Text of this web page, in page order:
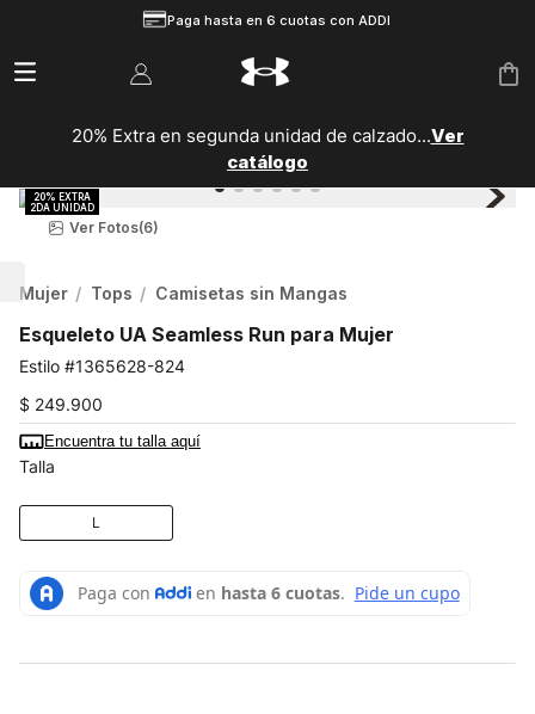
Paga hasta en 6 cuotas con ADDI
20% Extra en segunda unidad de calzado...Ver
catálogo
Ver Fotos(6)
Mujer Tops Camisetas sin Mangas
Esqueleto UA Seamless Run para Mujer
1365628-824
$ 249.900
Encuentra tu talla aquí
Talla
L